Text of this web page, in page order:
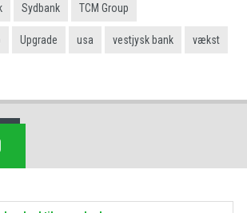
Sydbank TCM Group
Upgrade usa vestjysk bank vækst